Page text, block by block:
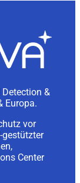
&
Europa.
vor
gestützter
Center